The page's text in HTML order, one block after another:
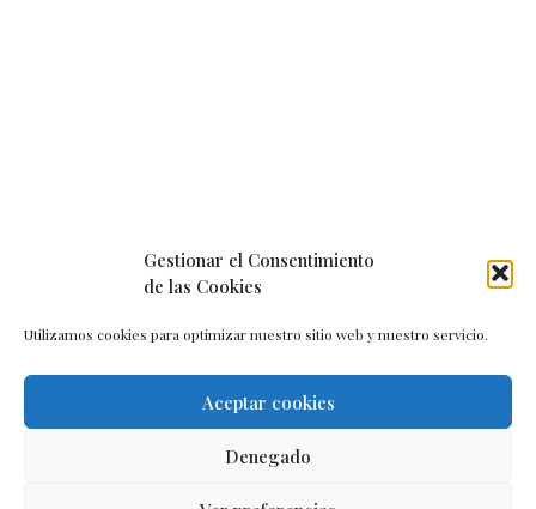
Gestionar el Consentimiento
de las Cookies
Utilizamos cookies para optimizar nuestro sitio web y nuestro servicio.
Aceptar cookies
Denegado
Política de cookies